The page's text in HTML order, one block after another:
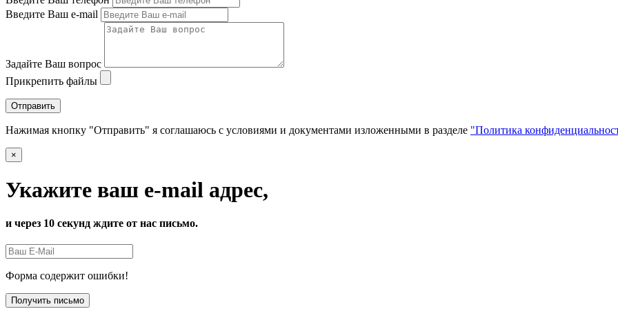
Введите Ваш e-mail
Задайте Ваш вопрос
Прикрепить файлы
Отправить
Нажимая кнопку "Отправить" я соглашаюсь с условиями и документами изложенными в разделе "Политика
×
Укажите ваш e-mail адрес,
и через 10 секунд ждите от нас письмо.
Форма содержит ошибки!
Получить письмо